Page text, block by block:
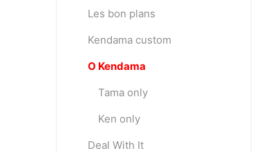
Les bon plans
Kendama custom
O Kendama
Tama only
Ken only
Deal With It